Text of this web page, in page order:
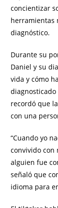
concientizar
herramientas
diagnóstico.
Durante su
Daniel y su
vida y cómo
recordó que
con una
“Cuando yo
convivido con
alguien fue
señaló que
idioma para